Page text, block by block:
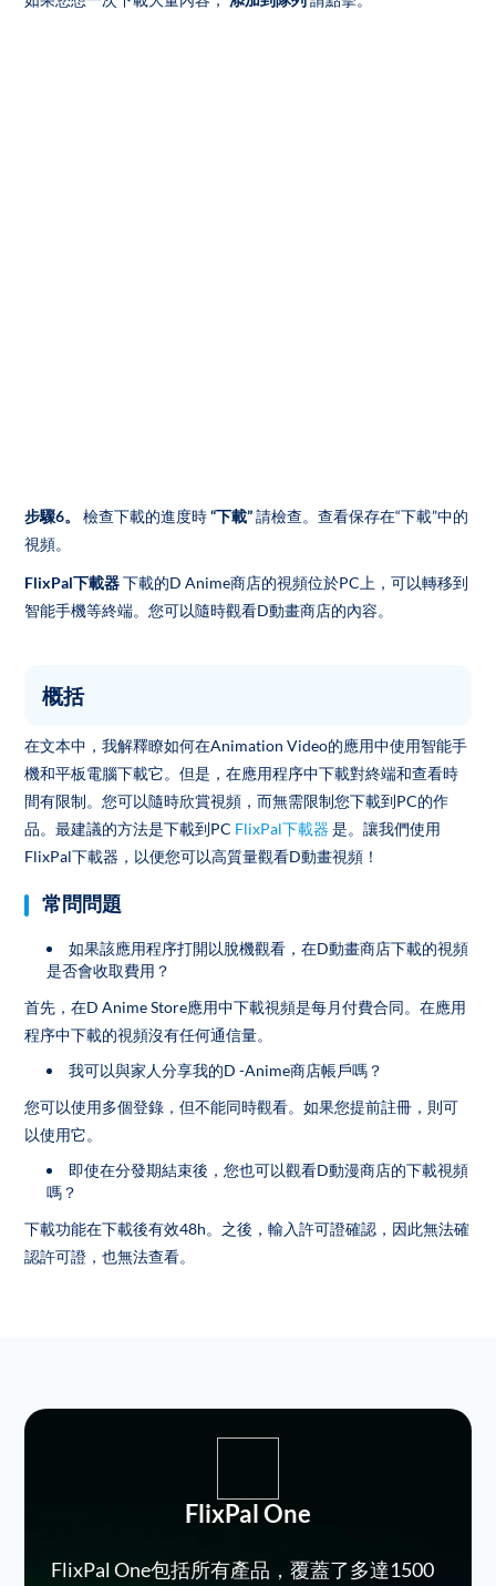
步驟6。檢查下載的進度時“下載”請檢查。查看保存在“下載”中的
視頻。
FlixPal下載器下載的D Anime商店的視頻位於PC上，可以轉移到
智能手機等終端。您可以隨時觀看D動畫商店的內容。
概括
在文本中，我解釋瞭如何在Animation Video的應用中使用智能手
機和平板電腦下載它。但是，在應用程序中下載對終端和查看時
間有限制。您可以隨時欣賞視頻，而無需限制您下載到PC的作
品。最建議的方法是下載到PC FlixPal下載器是。讓我們使用
FlixPal下載器，以便您可以高質量觀看D動畫視頻！
常問問題
如果該應用程序打開以脫機觀看，在D動畫商店下載的視頻
是否會收取費用？
首先，在D Anime Store應用中下載視頻是每月付費合同。在應用
程序中下載的視頻沒有任何通信量。
我可以與家人分享我的D -Anime商店帳戶嗎？
您可以使用多個登錄，但不能同時觀看。如果您提前註冊，則可
以使用它。
即使在分發期結束後，您也可以觀看D動漫商店的下載視頻
嗎？
下載功能在下載後有效48h。之後，輸入許可證確認，因此無法確
認許可證，也無法查看。
FlixPal One
FlixPal One包括所有產品，覆蓋了多達1500